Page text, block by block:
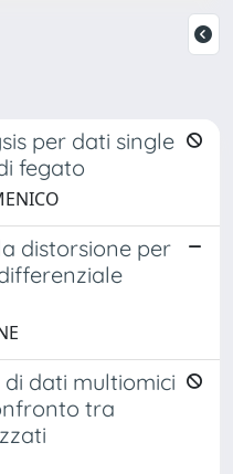
per dati single
fegato
distorsione per
dati multiomici
tra